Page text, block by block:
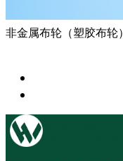
非金属布轮（塑胶布轮）